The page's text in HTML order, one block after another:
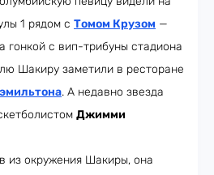
1 рядом с Томом Крузом —
гонкой с вип-трибуны стадиона
Шакиру заметили в ресторане
. А недавно звезда
Джимми
из окружения Шакиры, она